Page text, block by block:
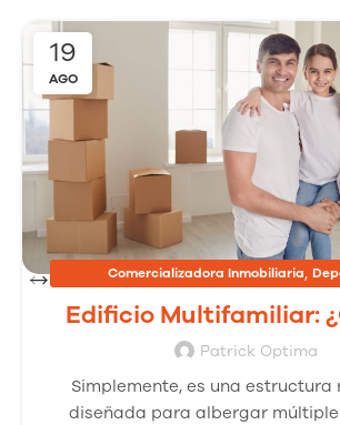
19
AGO
Comercializadora Inmobiliaria,
,
Edificio Multifamiliar:
Patrick Optima
Simplemente, es una estructura
diseñada para albergar